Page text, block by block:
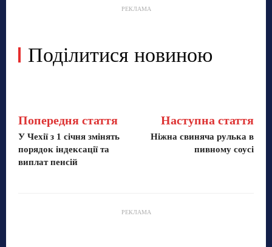
РЕКЛАМА
Поділитися новиною
Попередня стаття
У Чехії з 1 січня змінять
порядок індексації та
виплат пенсій
Наступна стаття
Ніжна свиняча рулька в
пивному соусі
РЕКЛАМА